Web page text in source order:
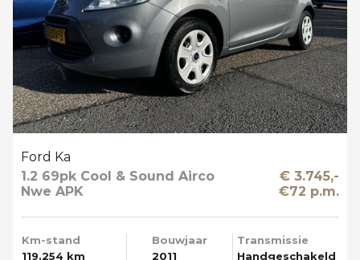
Ford Ka
1.2 69pk Cool & Sound Airco
Nwe APK
€ 3.745,-
€72 p.m.
Km-stand
119.254 km
Bouwjaar
2011
Transmissie
Handgeschakeld